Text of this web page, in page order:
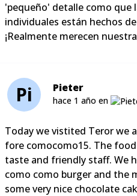
'pequeño' detalle como que
individuales están hechos
¡Realmente merecen
Pi Pieter
hace 1 año en
Today we vistited Teror we
fore comocomo15. The
taste and friendly staff. We
como como burger and the
some very nice chocolate